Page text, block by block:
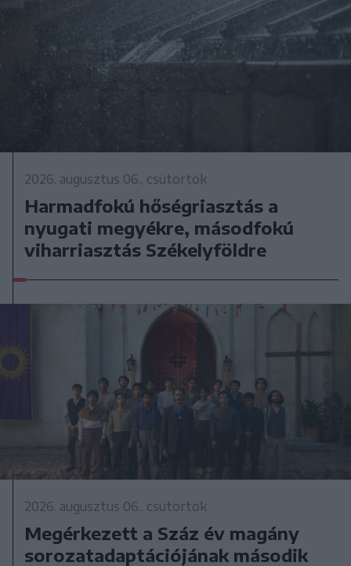
2026. augusztus 06., csütörtök
Harmadfokú hőségriasztás a
nyugati megyékre, másodfokú
viharriasztás Székelyföldre
2026. augusztus 06., csütörtök
Megérkezett a Száz év magány
sorozatadaptációjának második